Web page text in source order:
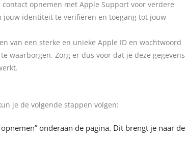
opnemen met Apple Support voor verdere
identiteit te verifiëren en toegang tot jouw
van een sterke en unieke Apple ID en wachtwoord
waarborgen. Zorg er dus voor dat je deze gegevens
je de volgende stappen volgen:
onderaan de pagina. Dit brengt je naar de